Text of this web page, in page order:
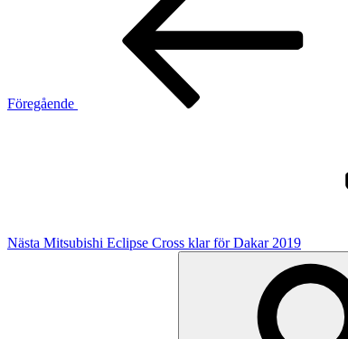
Föregående
Nästa Mitsubishi Eclipse Cross klar för Dakar 2019